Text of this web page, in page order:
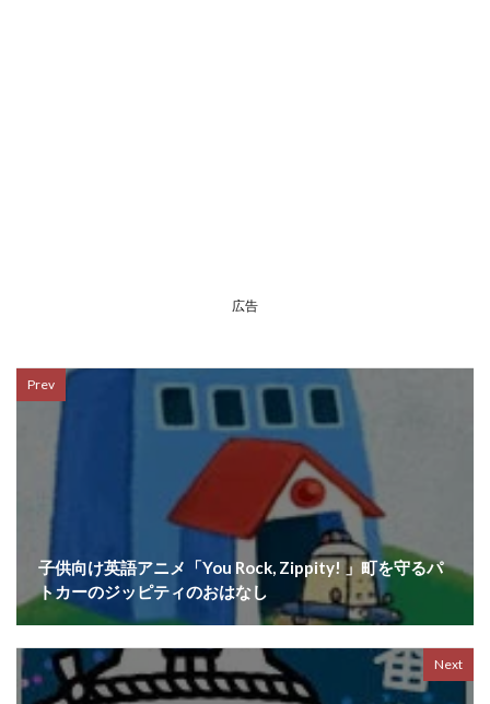
広告
Prev
子供向け英語アニメ「You Rock, Zippity! 」町を守るパ
トカーのジッピティのおはなし
Next